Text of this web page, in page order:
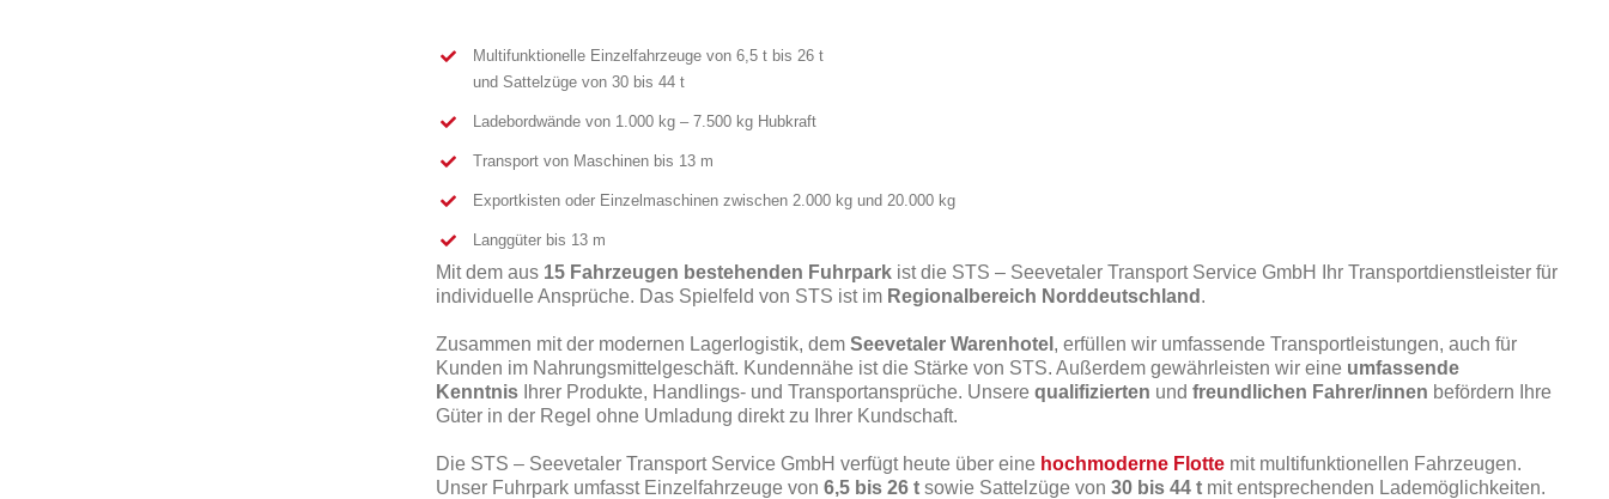
Multifunktionelle Einzelfahrzeuge von 6,5 t bis 26 t
und Sattelzüge von 30 bis 44 t
Ladebordwände von 1.000 kg – 7.500 kg Hubkraft
Transport von Maschinen bis 13 m
Exportkisten oder Einzelmaschinen zwischen 2.000 kg und 20.000 kg
Langgüter bis 13 m
Mit dem aus 15 Fahrzeugen bestehenden Fuhrparkist die STS – Seevetaler Transport Service GmbH Ihr Transportdienstleister für
individuelle Ansprüche. Das Spielfeld von STS ist im Regionalbereich Norddeutschland .
Zusammen mit der modernen Lagerlogistik, dem Seevetaler Warenhotel , erfüllen wir umfassende Transportleistungen, auch für
Kunden im Nahrungsmittelgeschäft. Kundennähe ist die Stärke von STS. Außerdem gewährleisten wir eine umfassende
KenntnisIhrer Produkte, Handlings- und Transportansprüche. Unsere qualifizierten und freundlichen Fahrer/innen befördern Ihre
Güter in der Regel ohne Umladung direkt zu Ihrer Kundschaft.
Die STS – Seevetaler Transport Service GmbH verfügt heute über eine hochmoderne Flottemit multifunktionellen Fahrzeugen.
Unser Fuhrpark umfasst Einzelfahrzeuge von 6,5 bis 26 tsowie Sattelzüge von 30 bis 44 tmit entsprechenden Lademöglichkeiten.